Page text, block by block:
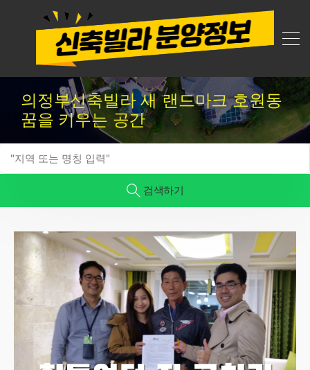
의정부신축빌라 새 랜드마크 호원동
꿈을 키우는 공간
검색하기